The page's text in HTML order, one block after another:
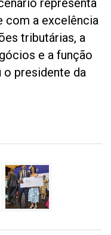
representa
com a excelência
tributárias, a
e a função
presidente da